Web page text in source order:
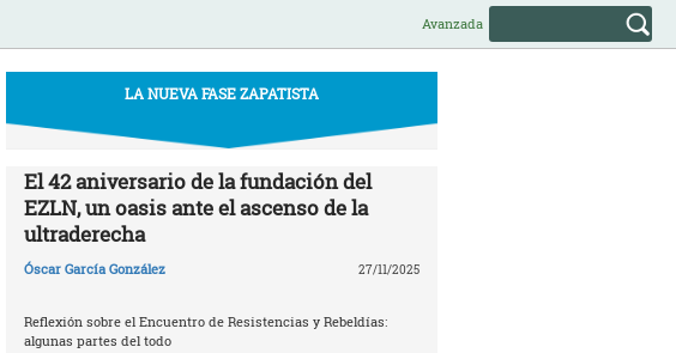
Avanzada
LA NUEVA FASE ZAPATISTA
El 42 aniversario de la fundación del
EZLN, un oasis ante el ascenso de la
ultraderecha
Óscar García González 27/11/2025
Reflexión sobre el Encuentro de Resistencias y Rebeldías:
algunas partes del todo